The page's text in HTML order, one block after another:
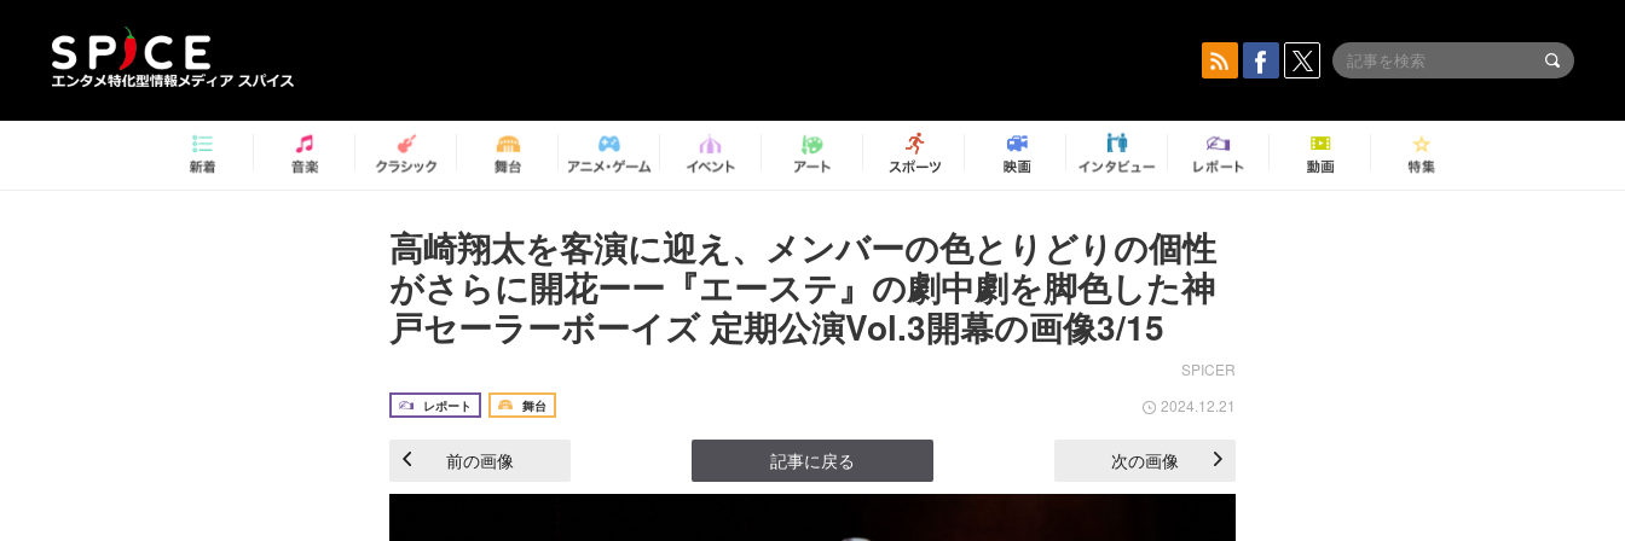
高崎翔太を客演に迎え、メンバーの色とりどりの個性
がさらに開花ーー『エーステ』の劇中劇を脚色した神
戸セーラーボーイズ 定期公演Vol.3開幕の画像3/15
SPICER
レポート 舞台 2024.12.21
前の画像 記事に戻る 次の画像